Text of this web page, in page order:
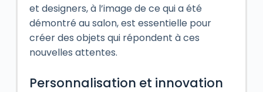
et designers, à l’image de ce qui a été
démontré au salon, est essentielle pour
créer des objets qui répondent à ces
nouvelles attentes.
Personnalisation et innovation